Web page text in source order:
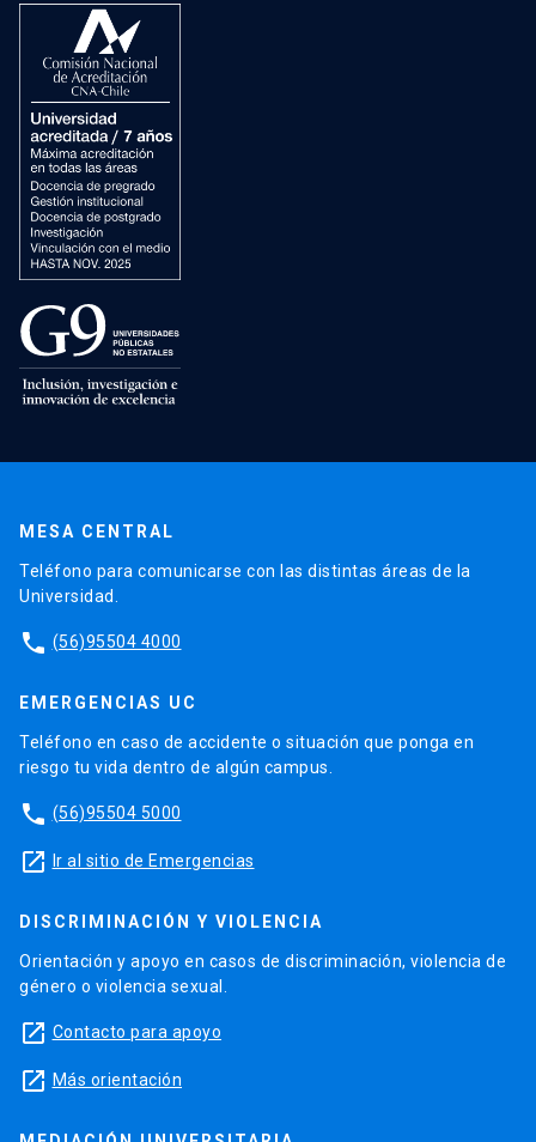
MESA CENTRAL
Teléfono para comunicarse con las distintas áreas de la
Universidad.
phone (56)95504 4000
EMERGENCIAS UC
Teléfono en caso de accidente o situación que ponga en
riesgo tu vida dentro de algún campus.
phone (56)95504 5000
launch Ir al sitio de Emergencias
DISCRIMINACIÓN Y VIOLENCIA
Orientación y apoyo en casos de discriminación, violencia de
género o violencia sexual.
launch Contacto para apoyo
launch Más orientación